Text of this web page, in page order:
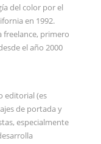
del color por el
en 1992.
freelance, primero
el año 2000
editorial (es
de portada y
especialmente